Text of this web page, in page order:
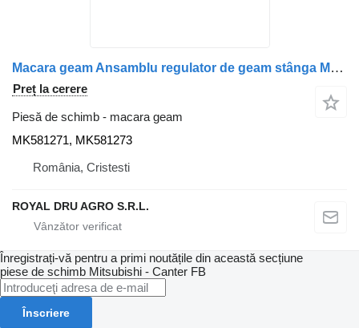
Macara geam Ansamblu regulator de geam stânga MK581271 pentru camion Mitsubishi MK581271 MK581273
Preț la cerere
Piesă de schimb - macara geam
MK581271, MK581273
România, Cristesti
ROYAL DRU AGRO S.R.L.
Înregistrați-vă pentru a primi noutățile din această secțiune
piese de schimb Mitsubishi - Canter FB
Înscriere